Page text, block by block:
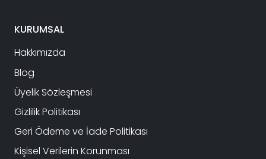
KURUMSAL
Hakkımızda
Blog
Üyelik Sözleşmesi
Gizlilik Politikası
Geri Ödeme ve İade Politikası
Kişisel Verilerin Korunması